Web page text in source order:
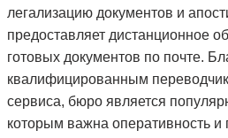
легализацию документов и
предоставляет дистанционное
готовых документов по почте.
квалифицированным
сервиса, бюро является
которым важна оперативность